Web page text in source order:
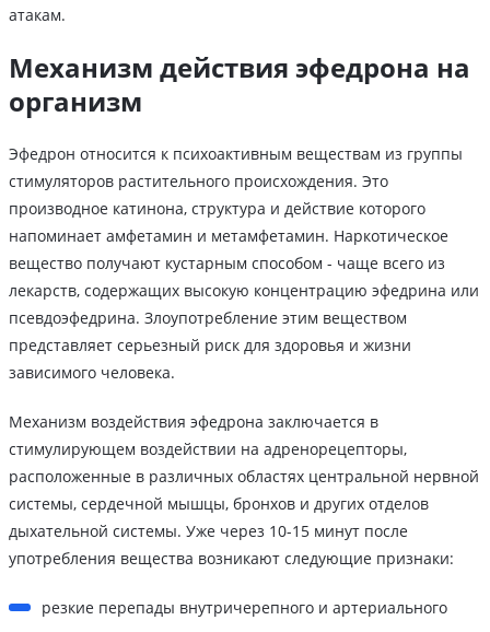
атакам.
Механизм действия эфедрона на
организм
Эфедрон относится к психоактивным веществам из группы
стимуляторов растительного происхождения. Это
производное катинона, структура и действие которого
напоминает амфетамин и метамфетамин. Наркотическое
вещество получают кустарным способом - чаще всего из
лекарств, содержащих высокую концентрацию эфедрина или
псевдоэфедрина. Злоупотребление этим веществом
представляет серьезный риск для здоровья и жизни
зависимого человека.
Механизм воздействия эфедрона заключается в
стимулирующем воздействии на адренорецепторы,
расположенные в различных областях центральной нервной
системы, сердечной мышцы, бронхов и других отделов
дыхательной системы. Уже через 10-15 минут после
употребления вещества возникают следующие признаки:
резкие перепады внутричерепного и артериального